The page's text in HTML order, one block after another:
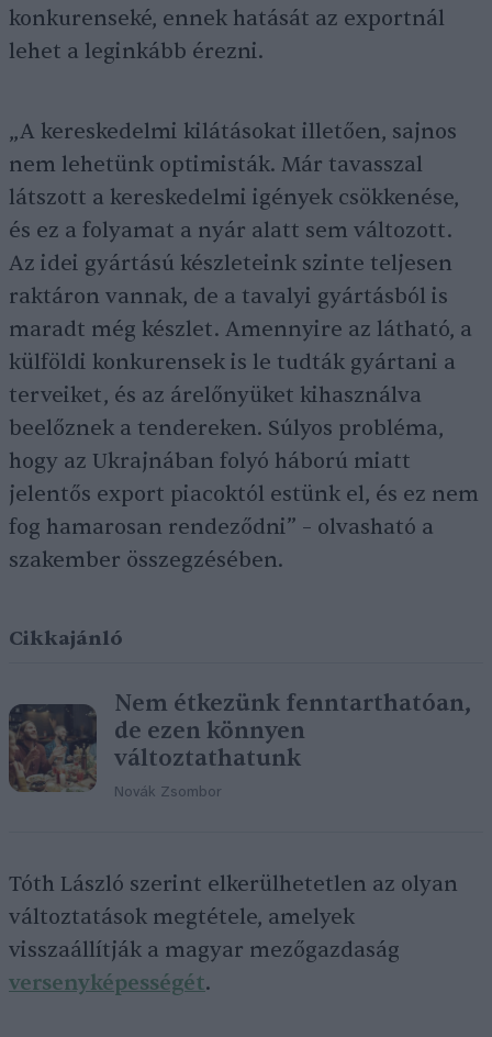
konkurenseké, ennek hatását az exportnál
lehet a leginkább érezni.
„A kereskedelmi kilátásokat illetően, sajnos
nem lehetünk optimisták. Már tavasszal
látszott a kereskedelmi igények csökkenése,
és ez a folyamat a nyár alatt sem változott.
Az idei gyártású készleteink szinte teljesen
raktáron vannak, de a tavalyi gyártásból is
maradt még készlet. Amennyire az látható, a
külföldi konkurensek is le tudták gyártani a
terveiket, és az árelőnyüket kihasználva
beelőznek a tendereken. Súlyos probléma,
hogy az Ukrajnában folyó háború miatt
jelentős export piacoktól estünk el, és ez nem
fog hamarosan rendeződni” – olvasható a
szakember összegzésében.
Cikkajánló
Nem étkezünk fenntarthatóan,
de ezen könnyen
változtathatunk
Novák Zsombor
Tóth László szerint elkerülhetetlen az olyan
változtatások megtétele, amelyek
visszaállítják a magyar mezőgazdaság
versenyképességét.